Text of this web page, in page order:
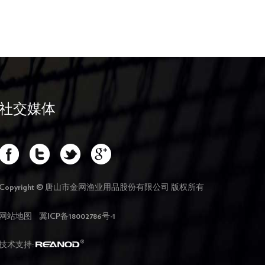
交媒体
© 唐山市金网渔业用品股份有限公司 版权所有
站地图 冀ICP备18002786号-1
术支持: